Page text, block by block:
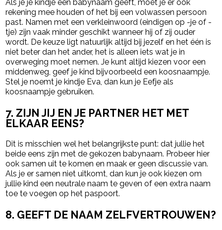
Als je je kindje een babynaam geeft, moet je er ook
rekening mee houden of het bij een volwassen persoon
past. Namen met een verkleinwoord (eindigen op -je of -
tje) zijn vaak minder geschikt wanneer hij of zij ouder
wordt. De keuze ligt natuurlijk altijd bij jezelf en het één is
niet beter dan het ander, het is alleen iets wat je in
overweging moet nemen. Je kunt altijd kiezen voor een
middenweg, geef je kind bijvoorbeeld een koosnaampje.
Stel je noemt je kindje Eva, dan kun je Eefje als
koosnaampje gebruiken.
7. ZIJN JIJ EN JE PARTNER HET MET
ELKAAR EENS?
Dit is misschien wel het belangrijkste punt: dat jullie het
beide eens zijn met de gekozen babynaam. Probeer hier
ook samen uit te komen en maak er geen discussie van.
Als je er samen niet uitkomt, dan kun je ook kiezen om
jullie kind een neutrale naam te geven of een extra naam
toe te voegen op het paspoort.
8. GEEFT DE NAAM ZELFVERTROUWEN?